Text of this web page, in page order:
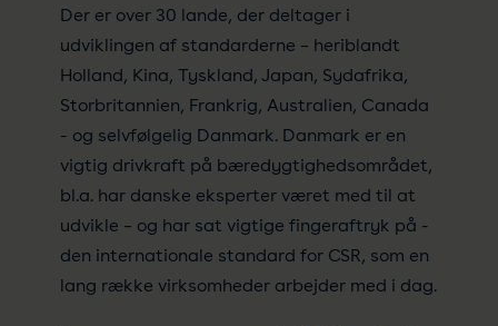
Der er over 30 lande, der deltager i
udviklingen af standarderne – heriblandt
Holland, Kina, Tyskland, Japan, Sydafrika,
Storbritannien, Frankrig, Australien, Canada
- og selvfølgelig Danmark. Danmark er en
vigtig drivkraft på bæredygtighedsområdet,
bl.a. har danske eksperter været med til at
udvikle – og har sat vigtige fingeraftryk på -
den internationale standard for CSR, som en
lang række virksomheder arbejder med i dag.